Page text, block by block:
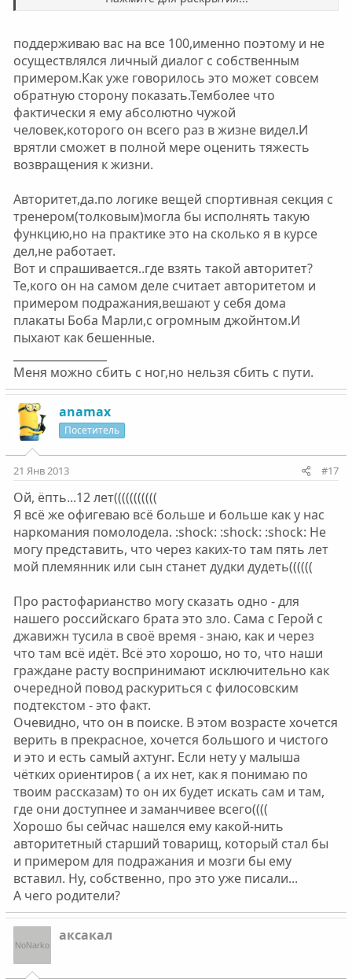
поддерживаю вас на все 100,именно поэтому и не
осуществлялся личный диалог с собственным
примером.Как уже говорилось это может совсем
обратную сторону показать.Темболее что
фактически я ему абсолютно чужой
человек,которого он всего раз в жизне видел.И
врятли сможет в полной мере оценить тяжесть
возвращения к жизни.
Авторитет,да.по логике вещей спортивная секция с
тренером(толковым)могла бы исполнять такую
функцию,но на практике это на сколько я в курсе
дел,не работает.
Вот и спрашивается..где взять такой авторитет?
Те,кого он на самом деле считает авторитетом и
примером подражания,вешают у себя дома
плакаты Боба Марли,с огромным джойнтом.И
пыхают как бешенные.
Меня можно сбить с ног,но нельзя сбить с пути.
anamax
Посетитель
21 Янв 2013 #17
Ой, ёпть...12 лет(((((((((((
Я всё же офигеваю всё больше и больше как у нас
наркомания помолодела. :shock: :shock: :shock: Не
могу представить, что через каких-то там пять лет
мой племянник или сын станет дудки дудеть((((((
Про растофарианство могу сказать одно - для
нашего российскаго брата это зло. Сама с Герой с
джавижн тусила в своё время - знаю, как и через
что там всё идёт. Всё это хорошо, но то, что наши
граждане расту воспринимают исключительно как
очередной повод раскуриться с филосовским
подтекстом - это факт.
Очевидно, что он в поиске. В этом возрасте хочется
верить в прекрасное, хочется большого и чистого
и это и есть самый ахтунг. Если нету у малыша
чётких ориентиров ( а их нет, как я понимаю по
твоим рассказам) то он их будет искать сам и там,
где они доступнее и заманчивее всего((((
Хорошо бы сейчас нашелся ему какой-нить
авторитетный старший товарищ, который стал бы
и примером для подражания и мозги бы ему
вставил. Ну, собственно, про это уже писали...
А чего родители?
аксакал